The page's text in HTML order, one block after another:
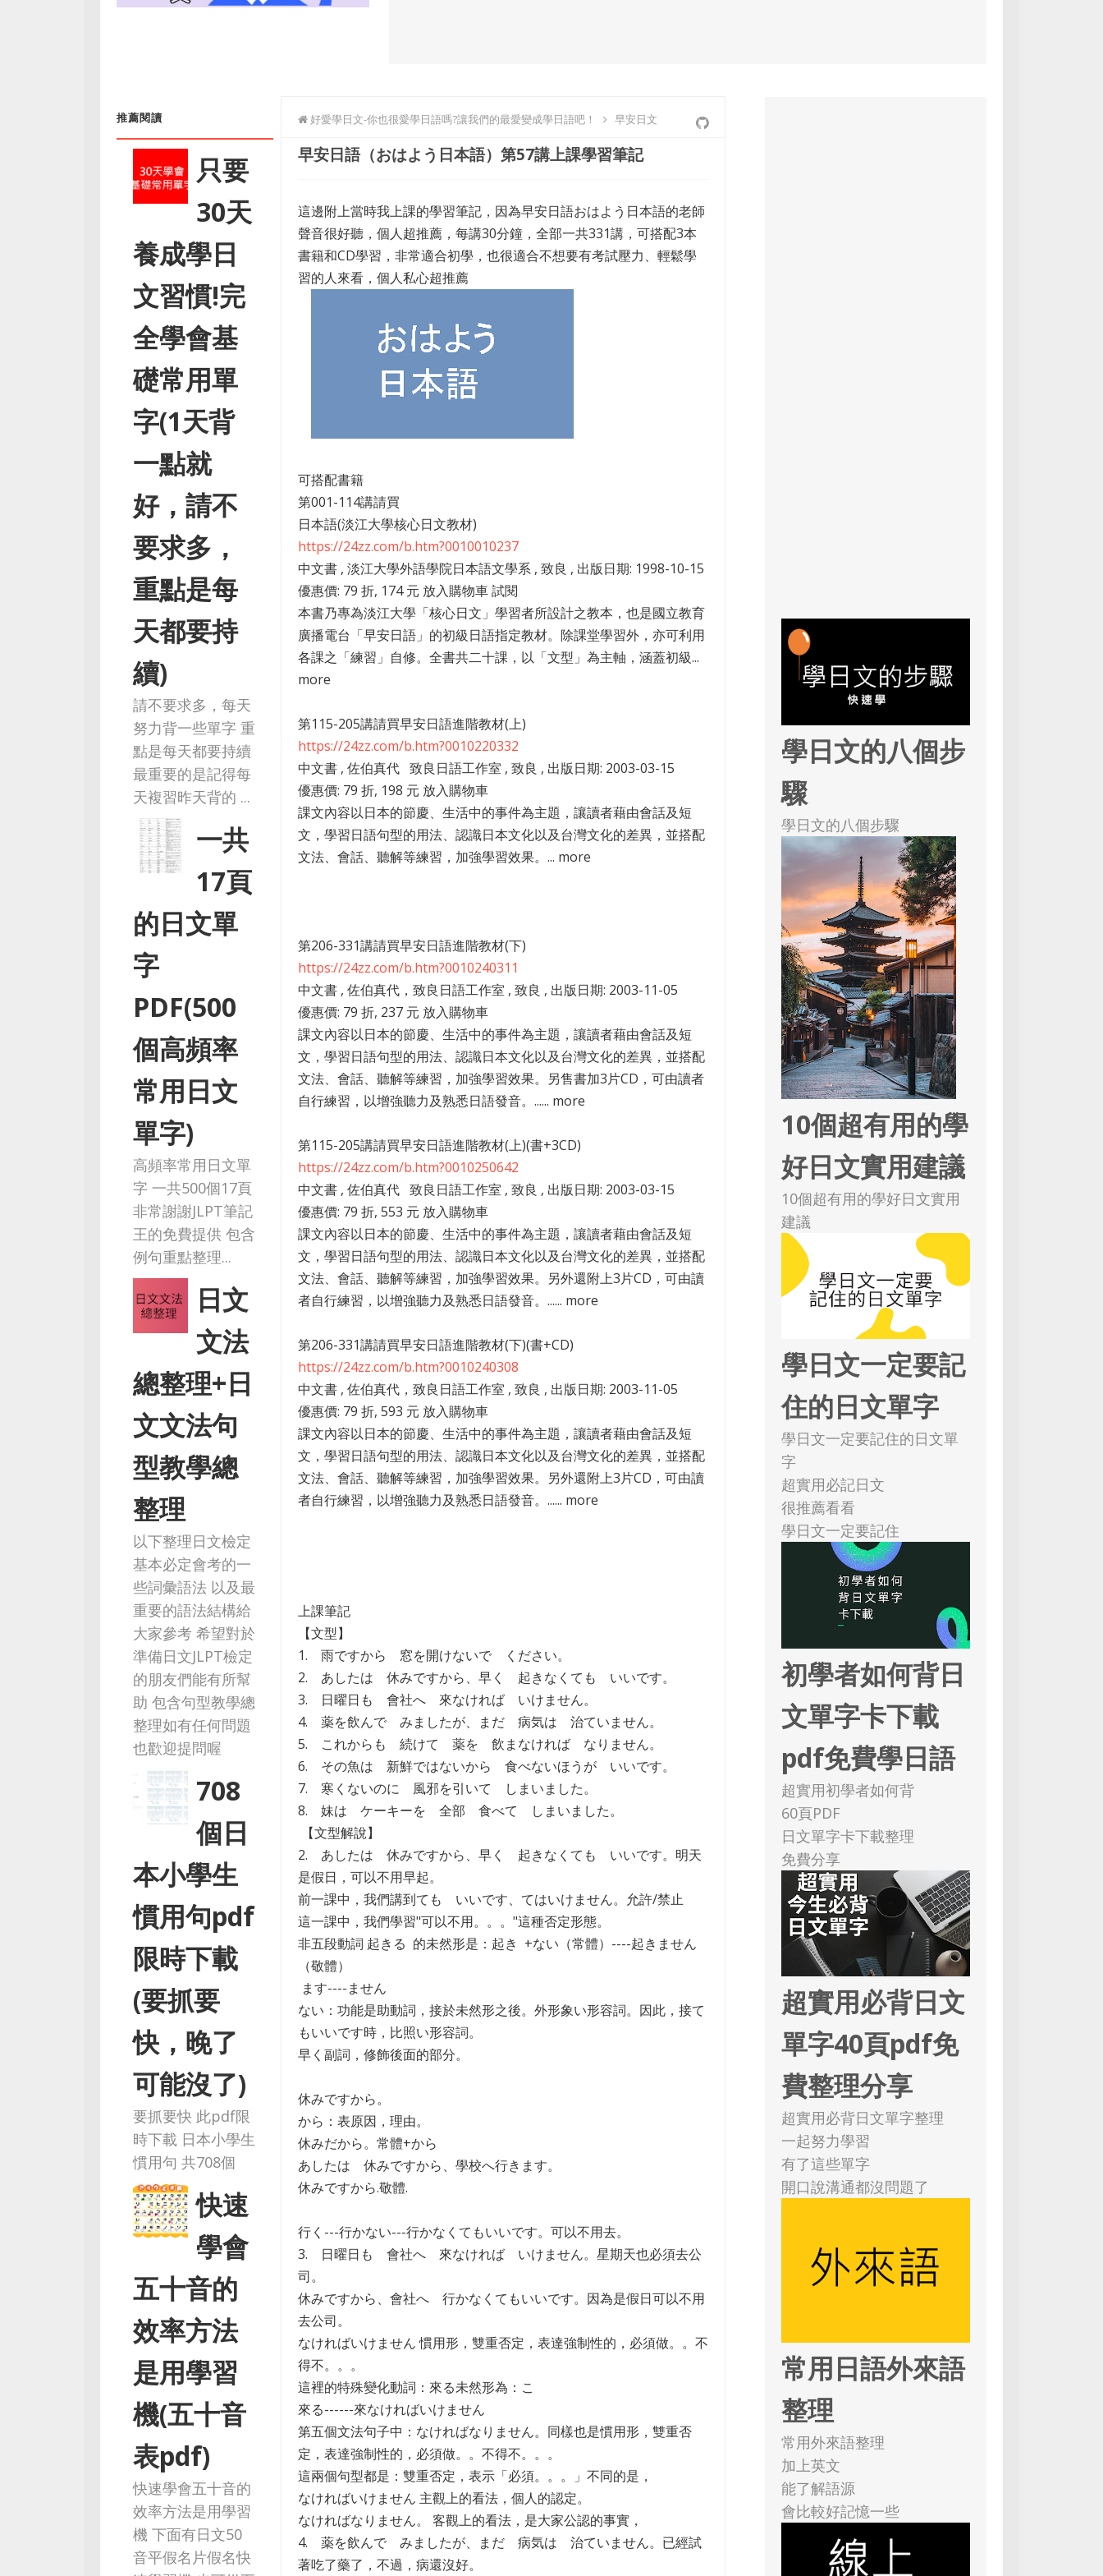
推薦閱讀
只要
30天
養成學日
文習慣!完
全學會基
礎常用單
字(1天背
一點就
好，請不
要求多，
重點是每
天都要持
續)
請不要求多，每天
努力背一些單字 重
點是每天都要持續
最重要的是記得每
天複習昨天背的 ...
一共
17頁
的日文單
字
PDF(500
個高頻率
常用日文
單字)
高頻率常用日文單
字 一共500個17頁
非常謝謝JLPT筆記
王的免費提供 包含
例句重點整理...
日文
文法
總整理+日
文文法句
型教學總
整理
以下整理日文檢定
基本必定會考的一
些詞彙語法 以及最
重要的語法結構給
大家參考 希望對於
準備日文JLPT檢定
的朋友們能有所幫
助 包含句型教學總
整理如有任何問題
也歡迎提問喔
708
個日
本小學生
慣用句pdf
限時下載
(要抓要
快，晚了
可能沒了)
要抓要快 此pdf限
時下載 日本小學生
慣用句 共708個
快速
學會
五十音的
效率方法
是用學習
機(五十音
表pdf)
快速學會五十音的
效率方法是用學習
機 下面有日文50
音平假名片假名快
好愛學日文-你也很愛學日語嗎?讓我們的最愛變成學日語吧！ 早安日文
早安日語（おはよう日本語）第57講上課學習筆記
這邊附上當時我上課的學習筆記，因為早安日語おはよう日本語的老師
聲音很好聽，個人超推薦，每講30分鐘，全部一共331講，可搭配3本
書籍和CD學習，非常適合初學，也很適合不想要有考試壓力、輕鬆學
習的人來看，個人私心超推薦
可搭配書籍
第001-114講請買
日本語(淡江大學核心日文教材)
https://24zz.com/b.htm?0010010237
中文書 , 淡江大學外語學院日本語文學系 , 致良 , 出版日期: 1998-10-15
優惠價: 79 折, 174 元 放入購物車 試閱
本書乃專為淡江大學「核心日文」學習者所設計之教本，也是國立教育
廣播電台「早安日語」的初級日語指定教材。除課堂學習外，亦可利用
各課之「練習」自修。全書共二十課，以「文型」為主軸，涵蓋初級...
more
第115-205講請買早安日語進階教材(上)
https://24zz.com/b.htm?0010220332
中文書 , 佐伯真代 致良日語工作室 , 致良 , 出版日期: 2003-03-15
優惠價: 79 折, 198 元 放入購物車
課文內容以日本的節慶、生活中的事件為主題，讓讀者藉由會話及短
文，學習日語句型的用法、認識日本文化以及台灣文化的差異，並搭配
文法、會話、聽解等練習，加強學習效果。... more
第206-331講請買早安日語進階教材(下)
https://24zz.com/b.htm?0010240311
中文書 , 佐伯真代，致良日語工作室 , 致良 , 出版日期: 2003-11-05
優惠價: 79 折, 237 元 放入購物車
課文內容以日本的節慶、生活中的事件為主題，讓讀者藉由會話及短
文，學習日語句型的用法、認識日本文化以及台灣文化的差異，並搭配
文法、會話、聽解等練習，加強學習效果。另售書加3片CD，可由讀者
自行練習，以增強聽力及熟悉日語發音。...... more
第115-205講請買早安日語進階教材(上)(書+3CD)
https://24zz.com/b.htm?0010250642
中文書 , 佐伯真代 致良日語工作室 , 致良 , 出版日期: 2003-03-15
優惠價: 79 折, 553 元 放入購物車
課文內容以日本的節慶、生活中的事件為主題，讓讀者藉由會話及短
文，學習日語句型的用法、認識日本文化以及台灣文化的差異，並搭配
文法、會話、聽解等練習，加強學習效果。另外還附上3片CD，可由讀
者自行練習，以增強聽力及熟悉日語發音。...... more
第206-331講請買早安日語進階教材(下)(書+CD)
https://24zz.com/b.htm?0010240308
中文書 , 佐伯真代，致良日語工作室 , 致良 , 出版日期: 2003-11-05
優惠價: 79 折, 593 元 放入購物車
課文內容以日本的節慶、生活中的事件為主題，讓讀者藉由會話及短
文，學習日語句型的用法、認識日本文化以及台灣文化的差異，並搭配
文法、會話、聽解等練習，加強學習效果。另外還附上3片CD，可由讀
者自行練習，以增強聽力及熟悉日語發音。...... more
上課筆記
【文型】
1. 雨ですから 窓を開けないで ください。
2. あしたは 休みですから、早く 起きなくても いいです。
3. 日曜日も 會社へ 來なければ いけません。
4. 薬を飲んで みましたが、まだ 病気は 治ていません。
5. これからも 続けて 薬を 飲まなければ なりません。
6. その魚は 新鮮ではないから 食べないほうが いいです。
7. 寒くないのに 風邪を引いて しまいました。
8. 妹は ケーキーを 全部 食べて しまいました。
【文型解說】
2. あしたは 休みですから、早く 起きなくても いいです。明天
是假日，可以不用早起。
前一課中，我們講到ても いいです、てはいけません。允許/禁止
這一課中，我們學習"可以不用。。。"這種否定形態。
非五段動詞 起きる 的未然形是：起き +ない（常體）----起きません
（敬體）
ます----ません
ない：功能是助動詞，接於未然形之後。外形象い形容詞。因此，接て
もいいです時，比照い形容詞。
早く副詞，修飾後面的部分。
休みですから。
から：表原因，理由。
休みだから。常體+から
あしたは 休みですから、學校へ行きます。
休みですから.敬體.
行く---行かない---行かなくてもいいです。可以不用去。
3. 日曜日も 會社へ 來なければ いけません。星期天也必須去公
司。
休みですから、會社へ 行かなくてもいいです。因為是假日可以不用
去公司。
なければいけません 慣用形，雙重否定，表達強制性的，必須做。。不
得不。。。
這裡的特殊變化動詞：來る未然形為：こ
來る------來なければいけません
第五個文法句子中：なければなりません。同樣也是慣用形，雙重否
定，表達強制性的，必須做。。不得不。。。
這兩個句型都是：雙重否定，表示「必須。。。」不同的是，
なければいけません 主觀上的看法，個人的認定。
なければなりません。 客觀上的看法，是大家公認的事實，
4. 薬を飲んで みましたが、まだ 病気は 治ていません。已經試
著吃了藥了，不過，病還沒好。
學日文的八個步
驟
學日文的八個步驟
10個超有用的學
好日文實用建議
10個超有用的學好日文實用
建議
學日文一定要記
住的日文單字
學日文一定要記住的日文單
字
超實用必記日文
很推薦看看
學日文一定要記住
初學者如何背日
文單字卡下載
pdf免費學日語
超實用初學者如何背
60頁PDF
日文單字卡下載整理
免費分享
超實用必背日文
單字40頁pdf免
費整理分享
超實用必背日文單字整理
一起努力學習
有了這些單字
開口說溝通都沒問題了
常用日語外來語
整理
常用外來語整理
加上英文
能了解語源
會比較好記憶一些